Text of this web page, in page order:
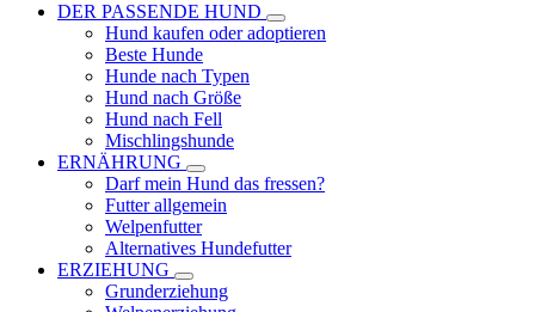
DER PASSENDE HUND
Hund kaufen oder adoptieren
Beste Hunde
Hunde nach Typen
Hund nach Größe
Hund nach Fell
Mischlingshunde
ERNÄHRUNG
Darf mein Hund das fressen?
Futter allgemein
Welpenfutter
Alternatives Hundefutter
ERZIEHUNG
Grunderziehung